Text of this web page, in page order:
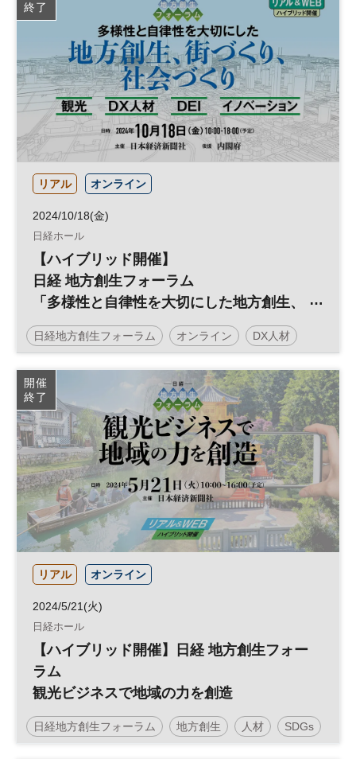
終了
リアル オンライン
2024/10/18(金)
日経ホール
【ハイブリッド開催】
日経 地方創生フォーラム
「多様性と自律性を大切にした地方創生、
街づくり、社会づくり」
日経地方創生フォーラム オンライン DX人材
地方創生 イノベーション SDGs 地域活性化
観光 日経ホール 参加無料
開催
終了
リアル オンライン
2024/5/21(火)
日経ホール
【ハイブリッド開催】日経 地方創生フォー
ラム
観光ビジネスで地域の力を創造
日経地方創生フォーラム 地方創生 人材 SDGs